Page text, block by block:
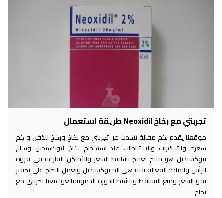
تجربتي مع بخاخ Neoxidil طريقة استعمال
موقعنا يقدم لكم مقالة تتحدث عن تجربتي مع بخاخ وبخاخ للذقن و كم
سعره والتحذيرات والاحتياطات عند استخدام بخاخ نيوكسيديل وبخاخ
نيوكسيديل هو منتج لعلاج تساقط الشعر والأماكن الفارغة في فروة
الرأس والمادة الفعالة فيه هي المينوكسيديل ويعمل البخاخ على تحفيز
نمو الشعر ومنع التساقط وتنشيط الدورة الدمويةتابعوا معنا تجربتي مع
بخاخ